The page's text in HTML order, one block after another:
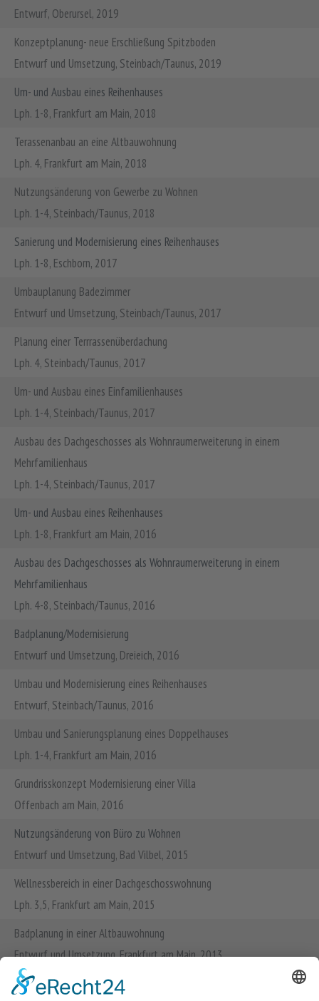
Entwurf, Oberursel, 2019
Konzeptplanung- neue Erschließung Spitzboden
Entwurf und Umsetzung, Steinbach/Taunus, 2019
Um- und Ausbau eines Reihenhauses
Lph. 1-8, Frankfurt am Main, 2018
Terassenanbau an eine Altbauwohnung
Lph. 4, Frankfurt am Main, 2018
Nutzungsänderung von Gewerbe zu Wohnen
Lph. 1-4, Steinbach/Taunus, 2018
Sanierung und Modernisierung eines Reihenhauses
Lph. 1-8, Eschborn, 2017
Umbauplanung Badezimmer
Entwurf und Umsetzung, Steinbach/Taunus, 2017
Planung einer Terrrassenüberdachung
Lph. 4, Steinbach/Taunus, 2017
Um- und Ausbau eines Einfamilienhauses
Lph. 1-4, Steinbach/Taunus, 2017
Ausbau des Dachgeschosses als Wohnraumerweiterung in einem
Mehrfamilienhaus
Lph. 1-4, Steinbach/Taunus, 2017
Um- und Ausbau eines Reihenhauses
Lph. 1-8, Frankfurt am Main, 2016
Ausbau des Dachgeschosses als Wohnraumerweiterung in einem
Mehrfamilienhaus
Lph. 4-8, Steinbach/Taunus, 2016
Badplanung/Modernisierung
Entwurf und Umsetzung, Dreieich, 2016
Umbau und Modernisierung eines Reihenhauses
Entwurf, Steinbach/Taunus, 2016
Umbau und Sanierungsplanung eines Doppelhauses
Lph. 1-4, Frankfurt am Main, 2016
Grundrisskonzept Modernisierung einer Villa
Offenbach am Main, 2016
Nutzungsänderung von Büro zu Wohnen
Entwurf und Umsetzung, Bad Vilbel, 2015
Wellnessbereich in einer Dachgeschosswohnung
Lph. 3,5, Frankfurt am Main, 2015
Badplanung in einer Altbauwohnung
Entwurf und Umsetzung, Frankfurt am Main, 2013
Unbau und Sanierung eines Einfamilienhauses mit zweigeschossigem